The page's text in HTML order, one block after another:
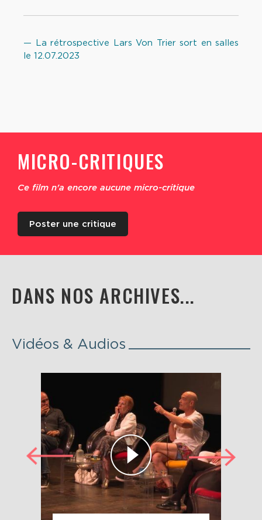
— La rétrospective Lars Von Trier sort en salles
le 12.07.2023
MICRO-CRITIQUES
Ce film n'a encore aucune micro-critique
Poster une critique
DANS NOS ARCHIVES...
Vidéos & Audios